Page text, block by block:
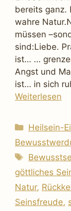
bereits ganz.
wahre
müssen
sind:Liebe.
ist… …
Angst und
ist… in sich
Weiterlesen
Kategorien
Heilsein-
göttliches
Natur,
Seinsfreude,